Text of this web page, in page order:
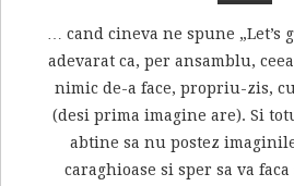
… cand cineva ne spune „Let’s
adevarat ca, per ansamblu,
nimic de-a face, propriu-zis,
(desi prima imagine are). Si
abtine sa nu postez
caraghioase si sper sa va